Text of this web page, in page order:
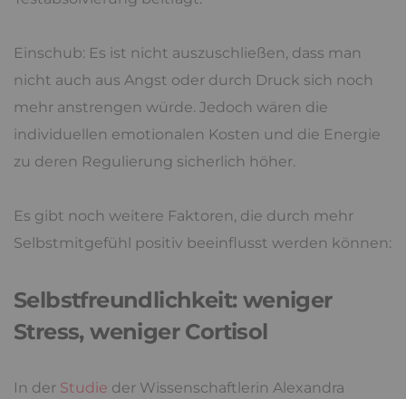
Einschub: Es ist nicht auszuschließen, dass man
nicht auch aus Angst oder durch Druck sich noch
mehr anstrengen würde. Jedoch wären die
individuellen emotionalen Kosten und die Energie
zu deren Regulierung sicherlich höher.
Es gibt noch weitere Faktoren, die durch mehr
Selbstmitgefühl positiv beeinflusst werden können:
Selbstfreundlichkeit: weniger
Stress, weniger Cortisol
In der Studie der Wissenschaftlerin Alexandra